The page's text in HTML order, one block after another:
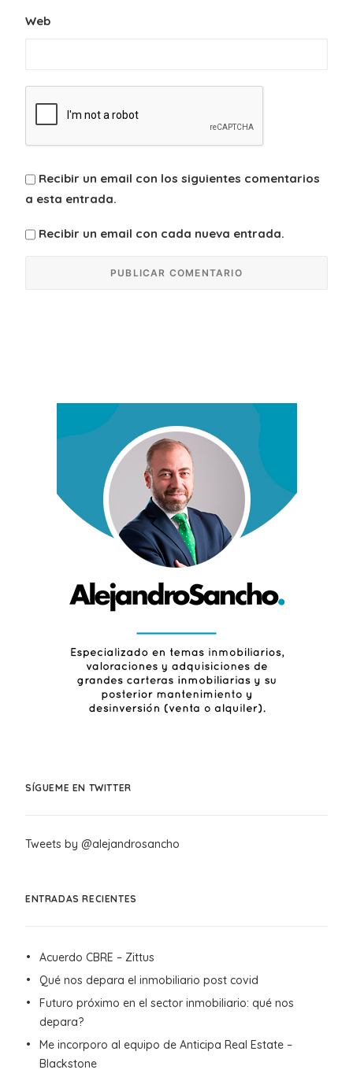
Web
Recibir un email con los siguientes comentarios
a esta entrada.
Recibir un email con cada nueva entrada.
SÍGUEME EN TWITTER
Tweets by @alejandrosancho
ENTRADAS RECIENTES
Acuerdo CBRE – Zittus
Qué nos depara el inmobiliario post covid
Futuro próximo en el sector inmobiliario: qué nos
depara?
Me incorporo al equipo de Anticipa Real Estate –
Blackstone